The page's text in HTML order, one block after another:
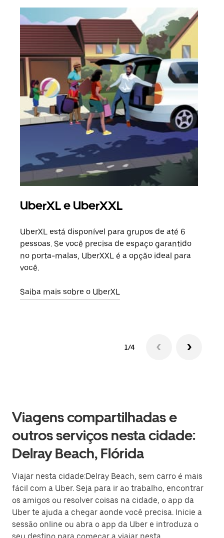
UberXL e UberXXL
UberXL está disponível para grupos de até 6
pessoas. Se você precisa de espaço garantido
no porta-malas, UberXXL é a opção ideal para
você.
Saiba mais sobre o UberXL
1/4
Viagens compartilhadas e
outros serviços nesta cidade:
Delray Beach, Flórida
Viajar nesta cidade:Delray Beach, sem carro é mais
fácil com a Uber. Seja para ir ao trabalho, encontrar
os amigos ou resolver coisas na cidade, o app da
Uber te ajuda a chegar aonde você precisa. Inicie a
sessão online ou abra o app da Uber e introduza o